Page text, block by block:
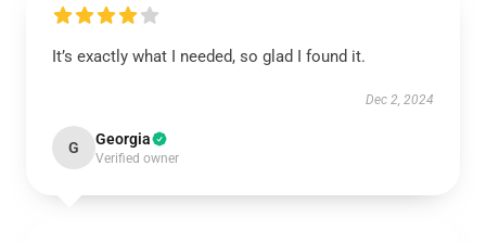
It’s exactly what I needed, so glad I found it.
Dec 2, 2024
G Georgia
Verified owner